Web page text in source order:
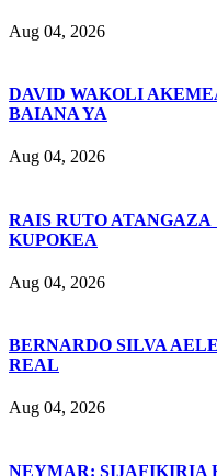
Aug 04, 2026
DAVID WAKOLI
BAIANA YA
Aug 04, 2026
RAIS RUTO
KUPOKEA
Aug 04, 2026
BERNARDO SILVA
REAL
Aug 04, 2026
NEYMAR: SIJAFIKIRIA